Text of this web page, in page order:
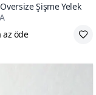
Şişme Yelek
az öde